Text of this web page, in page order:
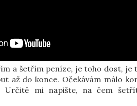
a šetřím peníze, je toho dost, je
až do konce. Očekávám málo
Určitě mi napište, na čem